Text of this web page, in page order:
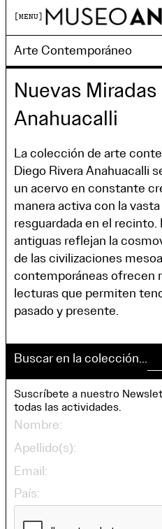
MENU
Arte Contemporáneo
Nuevas Miradas
Anahuacalli
La colección de arte
Diego Rivera Anahuacalli
un acervo en constante
manera activa con la
resguardada en el recinto.
antiguas reflejan la
de las civilizaciones
contemporáneas ofrecen
lecturas que permiten
pasado y presente.
Buscar en la colección...
Suscríbete a nuestro
todas las actividades.